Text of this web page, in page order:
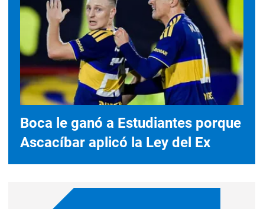
Boca le ganó a Estudiantes porque
Ascacíbar aplicó la Ley del Ex